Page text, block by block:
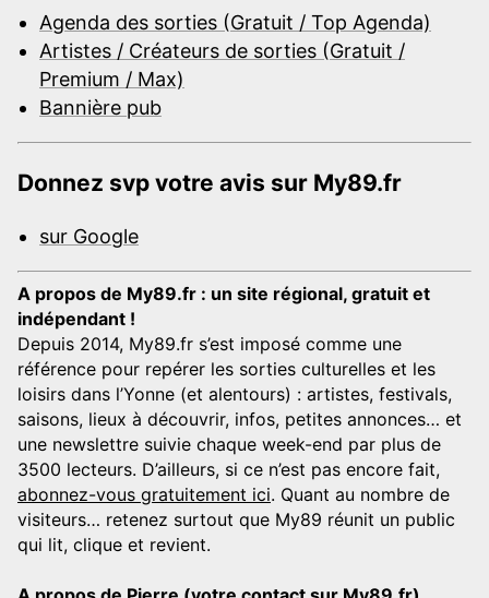
Agenda des sorties (Gratuit / Top Agenda)
Artistes / Créateurs de sorties (Gratuit /
Premium / Max)
Bannière pub
Donnez svp votre avis sur My89.fr
sur Google
A propos de My89.fr : un site régional, gratuit et
indépendant !
Depuis 2014, My89.fr s’est imposé comme une
référence pour repérer les sorties culturelles et les
loisirs dans l’Yonne (et alentours) : artistes, festivals,
saisons, lieux à découvrir, infos, petites annonces… et
une newslettre suivie chaque week-end par plus de
3500 lecteurs. D’ailleurs, si ce n’est pas encore fait,
abonnez-vous gratuitement ici. Quant au nombre de
visiteurs… retenez surtout que My89 réunit un public
qui lit, clique et revient.